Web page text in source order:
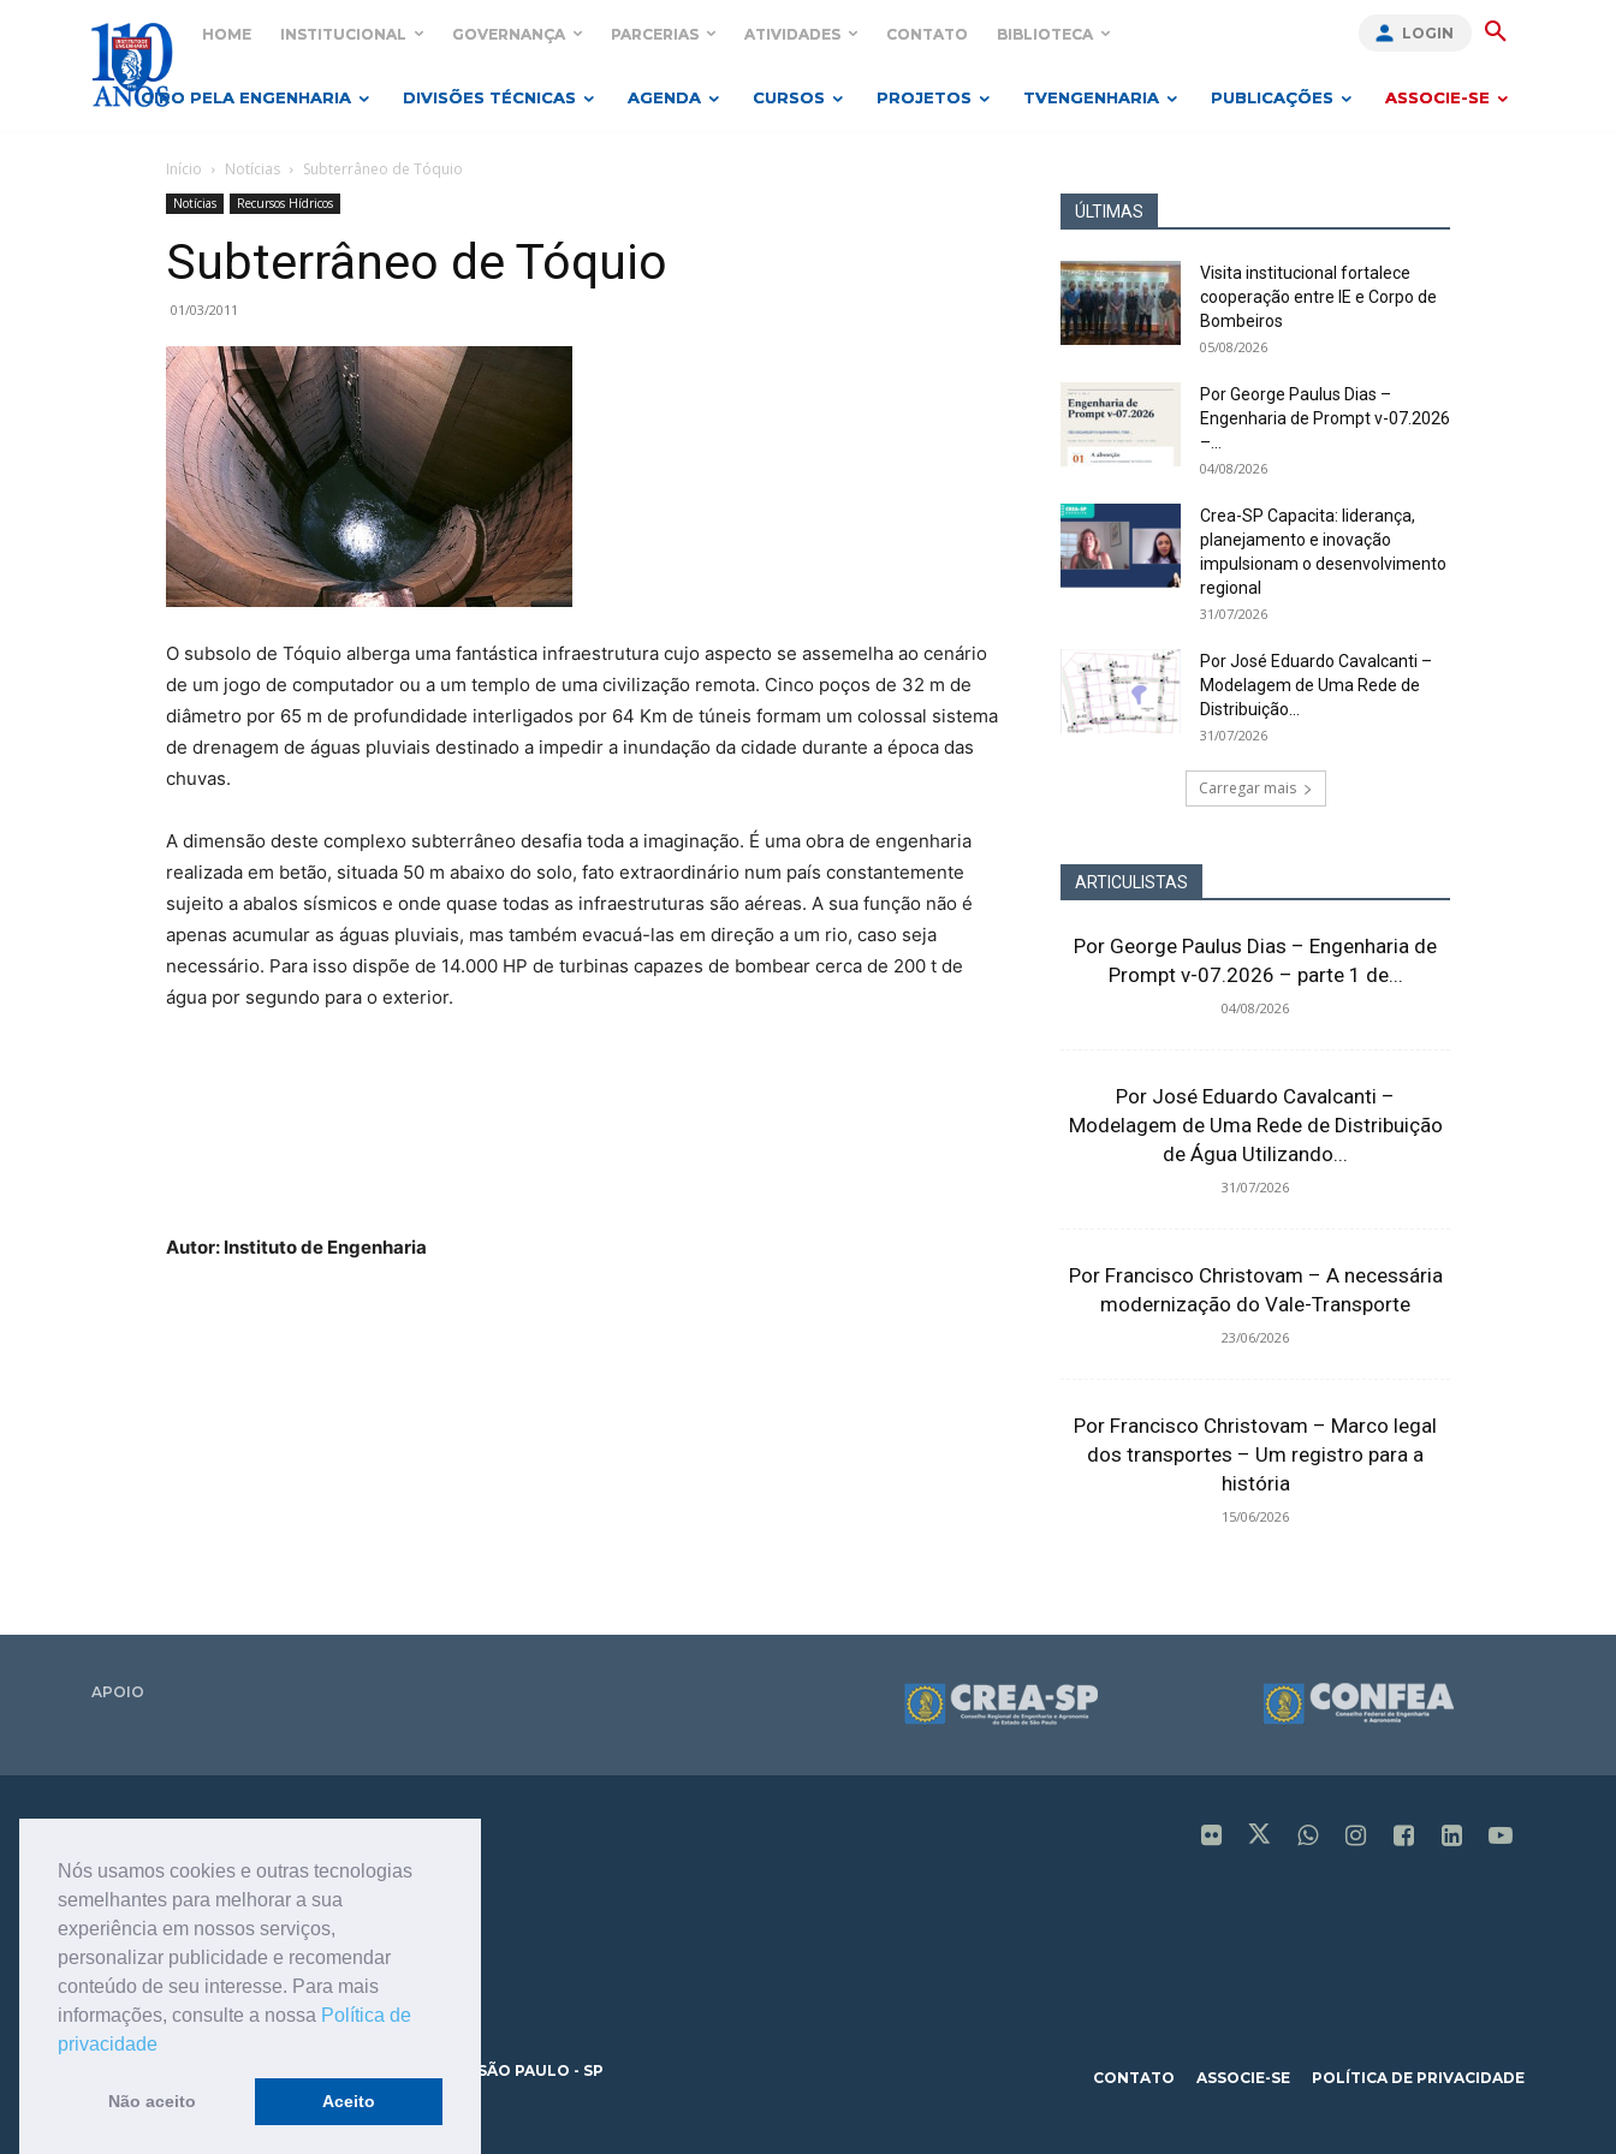
Nós usamos cookies e outras tecnologias
semelhantes para melhorar a sua
experiência em nossos serviços,
personalizar publicidade e recomendar
conteúdo de seu interesse. Para mais
informações, consulte a nossa Política de
privacidade
Não aceito Aceito
HOME INSTITUCIONAL GOVERNANÇA PARCERIAS ATIVIDADES CONTATO BIBLIOTECA LOGIN
GIRO PELA ENGENHARIA DIVISÕES TÉCNICAS AGENDA CURSOS PROJETOS TVENGENHARIA PUBLICAÇÕES ASSOCIE-SE
Início Notícias Subterrâneo de Tóquio
Notícias Recursos Hídricos
Subterrâneo de Tóquio
01/03/2011
O subsolo de Tóquio alberga uma fantástica infraestrutura cujo aspecto se assemelha ao cenário
de um jogo de computador ou a um templo de uma civilização remota. Cinco poços de 32 m de
diâmetro por 65 m de profundidade interligados por 64 Km de túneis formam um colossal sistema
de drenagem de águas pluviais destinado a impedir a inundação da cidade durante a época das
chuvas.
A dimensão deste complexo subterrâneo desafia toda a imaginação. É uma obra de engenharia
realizada em betão, situada 50 m abaixo do solo, fato extraordinário num país constantemente
sujeito a abalos sísmicos e onde quase todas as infraestruturas são aéreas. A sua função não é
apenas acumular as águas pluviais, mas também evacuá-las em direção a um rio, caso seja
necessário. Para isso dispõe de 14.000 HP de turbinas capazes de bombear cerca de 200 t de
água por segundo para o exterior.
Autor: Instituto de Engenharia
ÚLTIMAS
Visita institucional fortalece
cooperação entre IE e Corpo de
Bombeiros
05/08/2026
Por George Paulus Dias –
Engenharia de Prompt v-07.2026
–...
04/08/2026
Crea-SP Capacita: liderança,
planejamento e inovação
impulsionam o desenvolvimento
regional
31/07/2026
Por José Eduardo Cavalcanti –
Modelagem de Uma Rede de
Distribuição...
31/07/2026
Carregar mais
ARTICULISTAS
Por George Paulus Dias – Engenharia de
Prompt v-07.2026 – parte 1 de...
04/08/2026
Por José Eduardo Cavalcanti –
Modelagem de Uma Rede de Distribuição
de Água Utilizando...
31/07/2026
Por Francisco Christovam – A necessária
modernização do Vale-Transporte
23/06/2026
Por Francisco Christovam – Marco legal
dos transportes – Um registro para a
história
15/06/2026
APOIO
AV. DR. DANTE PAZZANESE, 120 - VILA MARIANA - SÃO PAULO - SP
CONTATO ASSOCIE-SE POLÍTICA DE PRIVACIDADE